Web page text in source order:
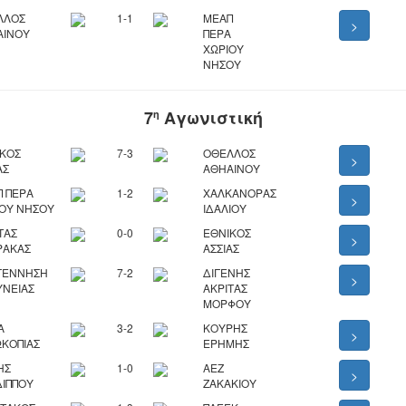
1-1
ΜΕΑΠ
ΠΕΡΑ
ΧΩΡΙΟΥ
ΝΗΣΟΥ
>
7η Αγωνιστική
7-3
ΟΘΕΛΛΟΣ
ΑΘΗΑΙΝΟΥ
>
ΠΕΡΑ
ΝΗΣΟΥ
1-2
ΧΑΛΚΑΝΟΡΑΣ
ΙΔΑΛΙΟΥ
>
0-0
ΕΘΝΙΚΟΣ
ΑΣΣΙΑΣ
>
7-2
ΔΙΓΕΝΗΣ
ΑΚΡΙΤΑΣ
ΜΟΡΦΟΥ
>
3-2
ΚΟΥΡΗΣ
ΕΡΗΜΗΣ
>
1-0
ΑΕΖ
ΖΑΚΑΚΙΟΥ
>